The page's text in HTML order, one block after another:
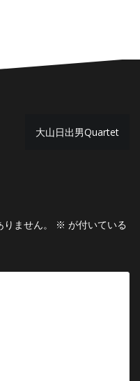
大山日出男Quartet
ません。 ※ が付いている